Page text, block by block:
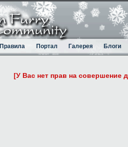
Правила Портал Галерея Блоги
[У Вас нет прав на совершение